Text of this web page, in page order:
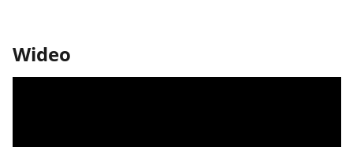
Wideo